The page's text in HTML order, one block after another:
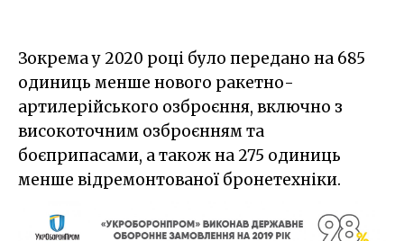
Зокрема у 2020 році було передано на 685
одиниць менше нового ракетно-
артилерійського озброєння, включно з
високоточним озброєнням та
боєприпасами, а також на 275 одиниць
менше відремонтованої бронетехніки.